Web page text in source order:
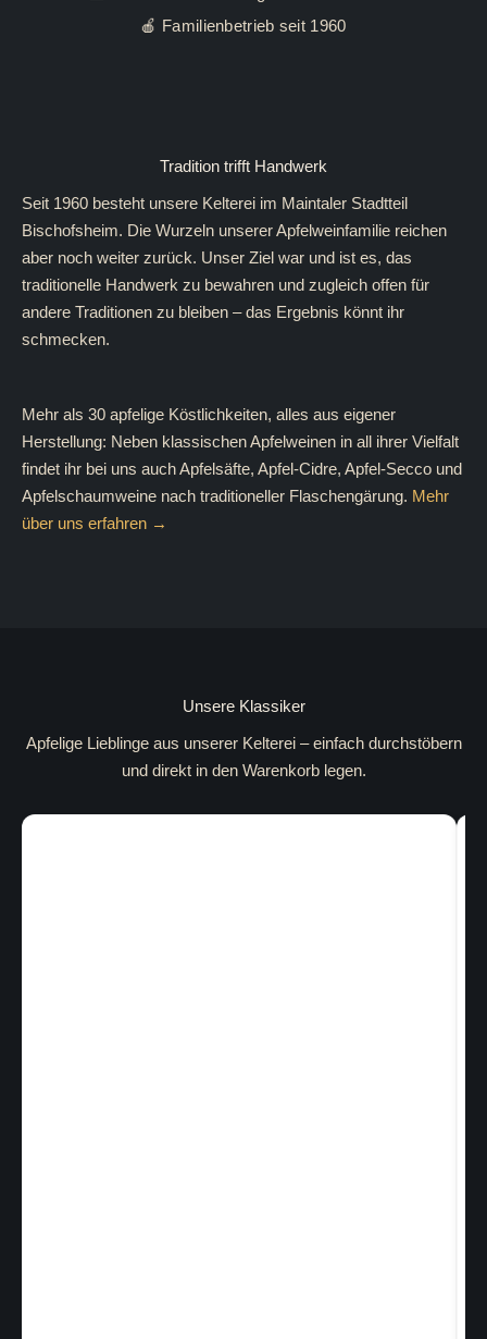
🍎 Familienbetrieb seit 1960
Tradition trifft Handwerk
Seit 1960 besteht unsere Kelterei im Maintaler Stadtteil
Bischofsheim. Die Wurzeln unserer Apfelweinfamilie reichen
aber noch weiter zurück. Unser Ziel war und ist es, das
traditionelle Handwerk zu bewahren und zugleich offen für
andere Traditionen zu bleiben – das Ergebnis könnt ihr
schmecken.
Mehr als 30 apfelige Köstlichkeiten, alles aus eigener
Herstellung: Neben klassischen Apfelweinen in all ihrer Vielfalt
findet ihr bei uns auch Apfelsäfte, Apfel-Cidre, Apfel-Secco und
Apfelschaumweine nach traditioneller Flaschengärung. Mehr
über uns erfahren →
Unsere Klassiker
Apfelige Lieblinge aus unserer Kelterei – einfach durchstöbern
und direkt in den Warenkorb legen.